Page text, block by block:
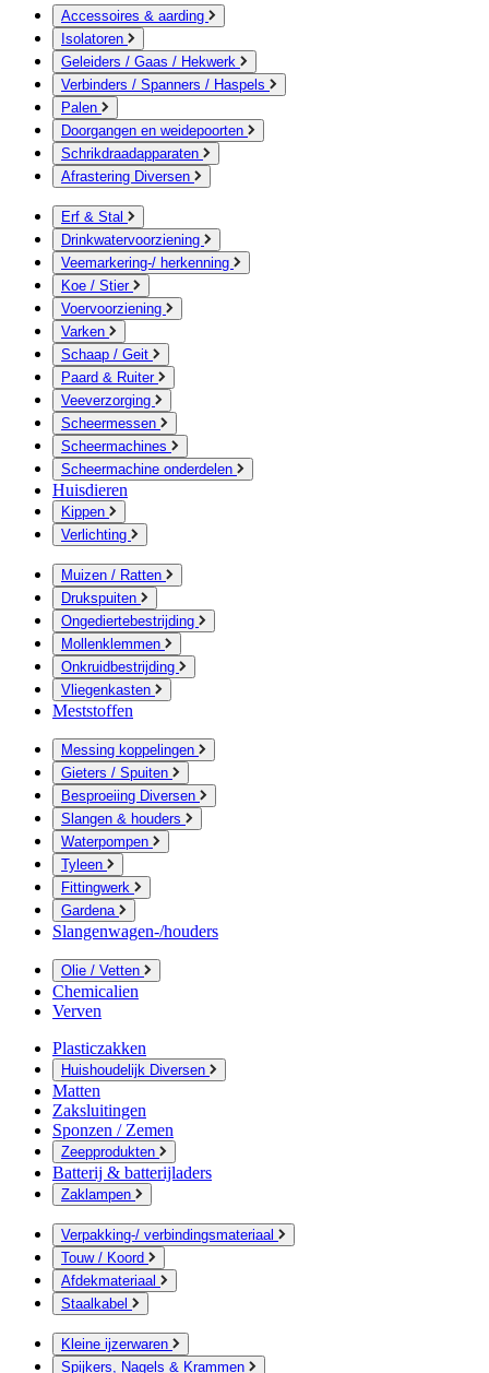
Accessoires & aarding
Isolatoren
Geleiders / Gaas / Hekwerk
Verbinders / Spanners / Haspels
Palen
Doorgangen en weidepoorten
Schrikdraadapparaten
Afrastering Diversen
Erf & Stal
Drinkwatervoorziening
Veemarkering-/ herkenning
Koe / Stier
Voervoorziening
Varken
Schaap / Geit
Paard & Ruiter
Veeverzorging
Scheermessen
Scheermachines
Scheermachine onderdelen
Huisdieren
Kippen
Verlichting
Muizen / Ratten
Drukspuiten
Ongediertebestrijding
Mollenklemmen
Onkruidbestrijding
Vliegenkasten
Meststoffen
Messing koppelingen
Gieters / Spuiten
Besproeiing Diversen
Slangen & houders
Waterpompen
Tyleen
Fittingwerk
Gardena
Slangenwagen-/houders
Olie / Vetten
Chemicalien
Verven
Plasticzakken
Huishoudelijk Diversen
Matten
Zaksluitingen
Sponzen / Zemen
Zeepprodukten
Batterij & batterijladers
Zaklampen
Verpakking-/ verbindingsmateriaal
Touw / Koord
Afdekmateriaal
Staalkabel
Kleine ijzerwaren
Spijkers, Nagels & Krammen